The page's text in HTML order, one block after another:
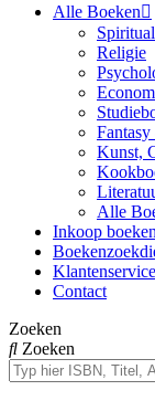
Alle Boeken
Religie
Kunst,
Alle
Inkoop boeken
Klantenservice
Contact
Zoeken
Zoeken